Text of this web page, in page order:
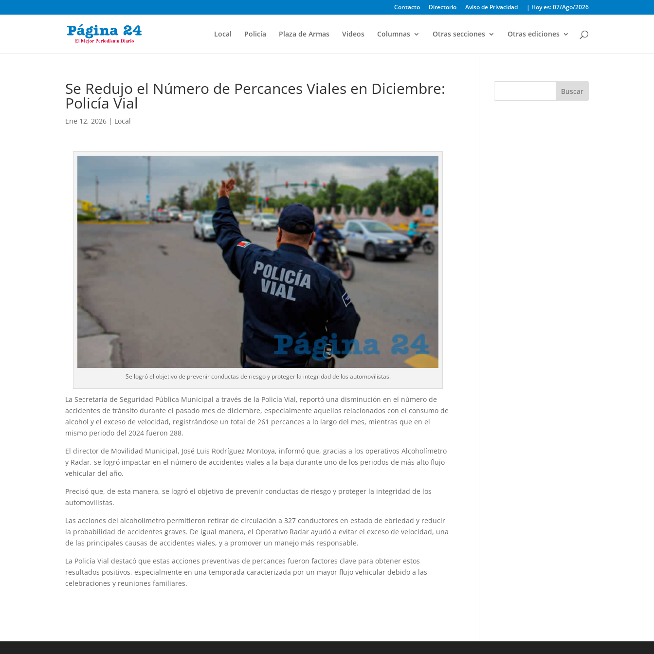
Contacto Directorio Aviso de Privacidad | Hoy es: 07/Ago/2026
Local Policía Plaza de Armas Videos Columnas Otras secciones Otras ediciones
Se Redujo el Número de Percances Viales en Diciembre:
Policía Vial
Ene 12, 2026 | Local
Se logró el objetivo de prevenir conductas de riesgo y proteger la integridad de los automovilistas.
La Secretaría de Seguridad Pública Municipal a través de la Policía Vial, reportó una disminución en el número de
accidentes de tránsito durante el pasado mes de diciembre, especialmente aquellos relacionados con el consumo de
alcohol y el exceso de velocidad, registrándose un total de 261 percances a lo largo del mes, mientras que en el
mismo periodo del 2024 fueron 288.
El director de Movilidad Municipal, José Luis Rodríguez Montoya, informó que, gracias a los operativos Alcoholímetro
y Radar, se logró impactar en el número de accidentes viales a la baja durante uno de los periodos de más alto flujo
vehicular del año.
Precisó que, de esta manera, se logró el objetivo de prevenir conductas de riesgo y proteger la integridad de los
automovilistas.
Las acciones del alcoholímetro permitieron retirar de circulación a 327 conductores en estado de ebriedad y reducir
la probabilidad de accidentes graves. De igual manera, el Operativo Radar ayudó a evitar el exceso de velocidad, una
de las principales causas de accidentes viales, y a promover un manejo más responsable.
La Policía Vial destacó que estas acciones preventivas de percances fueron factores clave para obtener estos
resultados positivos, especialmente en una temporada caracterizada por un mayor flujo vehicular debido a las
celebraciones y reuniones familiares.
Buscar